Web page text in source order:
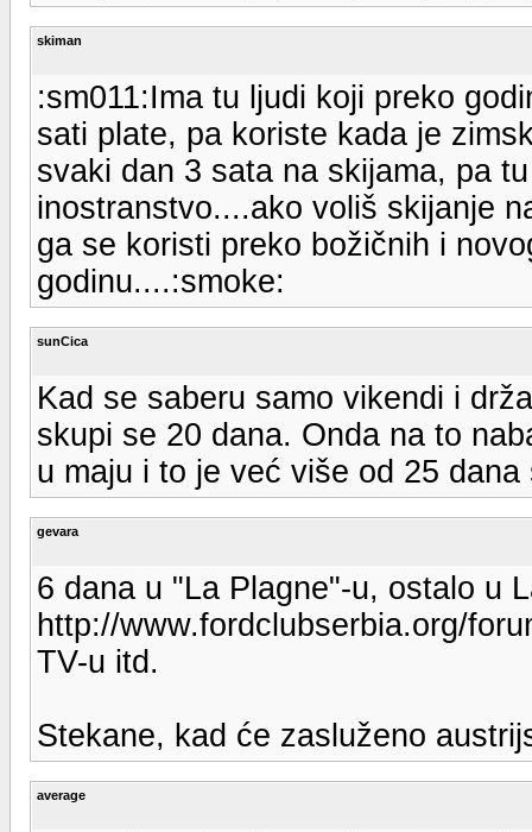
skiman
:sm011:Ima tu ljudi koji preko
sati plate, pa koriste kada je
svaki dan 3 sata na skijama, pa
inostranstvo....ako voliš skijanje
ga se koristi preko božičnih i
godinu....:smoke:
sunCica
Kad se saberu samo vikendi i
skupi se 20 dana. Onda na to
u maju i to je već više od 25 dana
gevara
6 dana u "La Plagne"-u, ostalo u
http://www.fordclubserbia.org/
TV-u itd.
Stekane, kad će zasluženo
average